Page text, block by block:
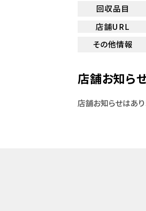
回収品目
店舗URL
その他情報
店舗お知ら
店舗お知らせはあり